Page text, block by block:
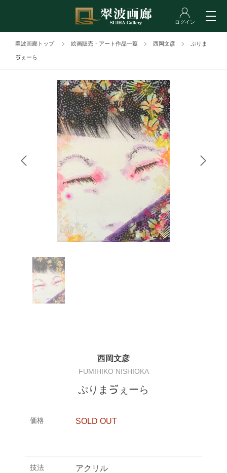
翠波画廊トップ 絵画販売・アート作品一覧 西岡文彦 ぷりま
ゔぇーら
西岡文彦
FUMIHIKO NISHIOKA
ぷりまゔぇーら
価格 SOLD OUT
技法 アクリル